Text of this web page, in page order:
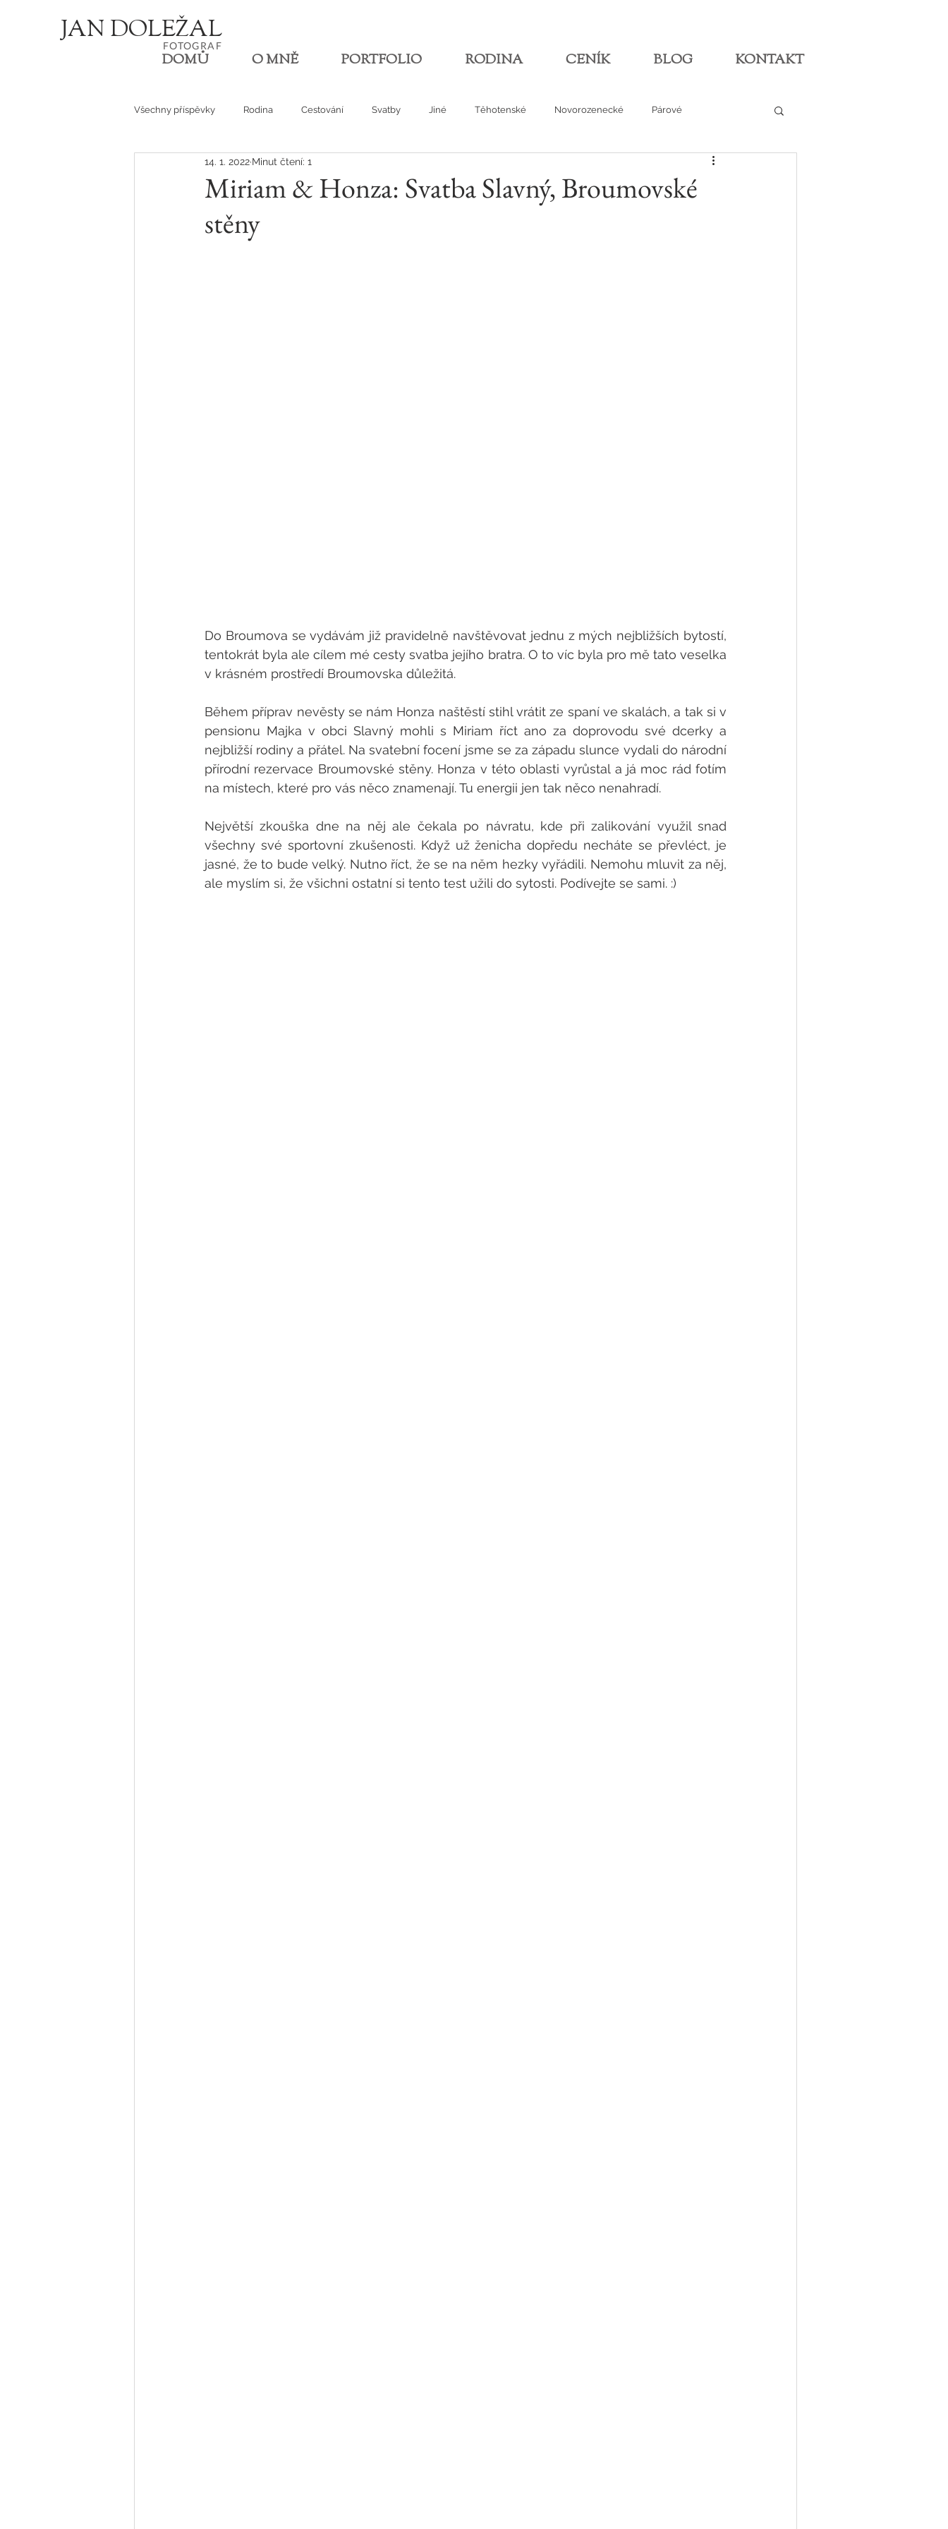
JAN DOLEŽAL
FOTOGRA F
DOMŮ O MNĚ PORTFOLIO RODINA CENÍK BLOG KONTAKT
Všechny příspěvky Rodina Cestování Svatby Jiné Těhotenské Novorozenecké Párové
Den v životě
Miriam & Honza: Svatba Slavný, Broumovské
stěny
14. 1. 2022 Minut čtení: 1
Do Broumova se vydávám již pravidelně navštěvovat jednu z mých nejbližších bytostí,
tentokrát byla ale cílem mé cesty svatba jejího bratra. O to víc byla pro mě tato veselka
v krásném prostředí Broumovska důležitá.
Během příprav nevěsty se nám Honza naštěstí stihl vrátit ze spaní ve skalách, a tak si v
pensionu Majka v obci Slavný mohli s Miriam říct ano za doprovodu své dcerky a
nejbližší rodiny a přátel. Na svatební focení jsme se za západu slunce vydali do národní
přírodní rezervace Broumovské stěny. Honza v této oblasti vyrůstal a já moc rád fotím
na místech, které pro vás něco znamenají. Tu energii jen tak něco nenahradí.
Největší zkouška dne na něj ale čekala po návratu, kde při zalikování využil snad
všechny své sportovní zkušenosti. Když už ženicha dopředu necháte se převléct, je
jasné, že to bude velký. Nutno říct, že se na něm hezky vyřádili. Nemohu mluvit za něj,
ale myslím si, že všichni ostatní si tento test užili do sytosti. Podívejte se sami. :)